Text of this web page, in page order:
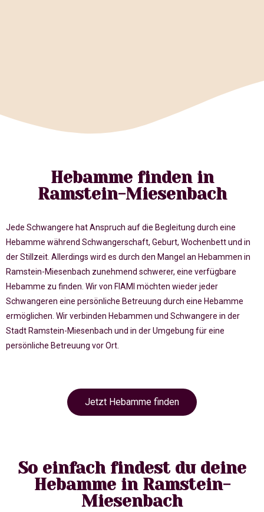
Hebamme finden in
Ramstein-Miesenbach
Jede Schwangere hat Anspruch auf die Begleitung durch eine
Hebamme während Schwangerschaft, Geburt, Wochenbett und in
der Stillzeit. Allerdings wird es durch den Mangel an Hebammen in
Ramstein-Miesenbach zunehmend schwerer, eine verfügbare
Hebamme zu finden. Wir von FIAMI möchten wieder jeder
Schwangeren eine persönliche Betreuung durch eine Hebamme
ermöglichen. Wir verbinden Hebammen und Schwangere in der
Stadt Ramstein-Miesenbach und in der Umgebung für eine
persönliche Betreuung vor Ort.
Jetzt Hebamme finden
So einfach findest du deine
Hebamme in Ramstein-
Miesenbach